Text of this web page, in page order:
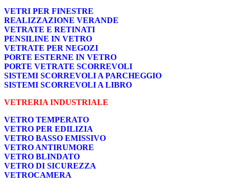
VETRI PER FINESTRE
REALIZZAZIONE VERANDE
VETRATE E RETINATI
PENSILINE IN VETRO
VETRATE PER NEGOZI
PORTE ESTERNE IN VETRO
PORTE VETRATE SCORREVOLI
SISTEMI SCORREVOLI A PARCHEGGIO
SISTEMI SCORREVOLI A LIBRO
VETRERIA INDUSTRIALE
VETRO TEMPERATO
VETRO PER EDILIZIA
VETRO BASSO EMISSIVO
VETRO ANTIRUMORE
VETRO BLINDATO
VETRO DI SICUREZZA
VETROCAMERA